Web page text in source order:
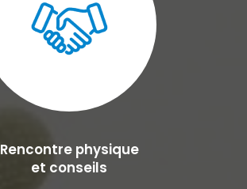
Rencontre physique
et conseils